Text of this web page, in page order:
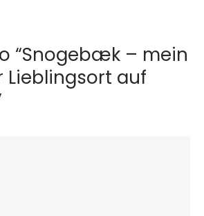
“Snogebæk – mein
Lieblingsort auf